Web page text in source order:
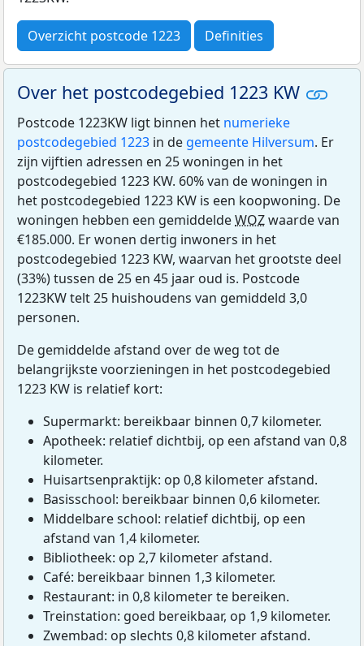
Overzicht postcode 1223 Definities
Over het postcodegebied 1223 KW
Postcode 1223KW ligt binnen het numerieke
postcodegebied 1223 in de gemeente Hilversum. Er
zijn vijftien adressen en 25 woningen in het
postcodegebied 1223 KW. 60% van de woningen in
het postcodegebied 1223 KW is een koopwoning. De
woningen hebben een gemiddeldeWOZwaarde van
€185.000. Er wonen dertig inwoners in het
postcodegebied 1223 KW, waarvan het grootste deel
(33%) tussen de 25 en 45 jaar oud is. Postcode
1223KW telt 25 huishoudens van gemiddeld 3,0
personen.
De gemiddelde afstand over de weg tot de
belangrijkste voorzieningen in het postcodegebied
1223 KW is relatief kort:
Supermarkt: bereikbaar binnen 0,7 kilometer.
Apotheek: relatief dichtbij, op een afstand van 0,8
kilometer.
Huisartsenpraktijk: op 0,8 kilometer afstand.
Basisschool: bereikbaar binnen 0,6 kilometer.
Middelbare school: relatief dichtbij, op een
afstand van 1,4 kilometer.
Bibliotheek: op 2,7 kilometer afstand.
Café: bereikbaar binnen 1,3 kilometer.
Restaurant: in 0,8 kilometer te bereiken.
Treinstation: goed bereikbaar, op 1,9 kilometer.
Zwembad: op slechts 0,8 kilometer afstand.